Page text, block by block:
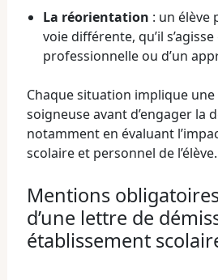
La réorientation : un élève
voie différente, qu’il
professionnelle ou d’un
Chaque situation implique
soigneuse avant d’engager la
notamment en évaluant
scolaire et personnel de l’élève.
Mentions
d’une lettre de
établissement